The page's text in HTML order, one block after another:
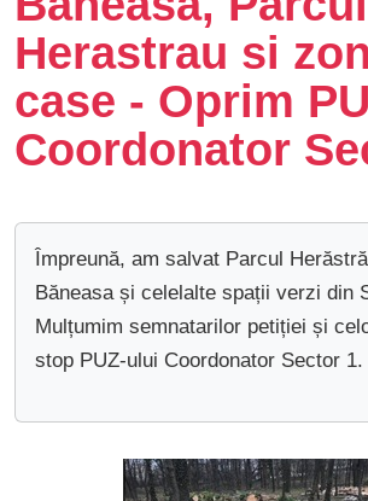
Herastrau si
case - Oprim
Coordonator
Împreună, am salvat Parcul
Băneasa și celelalte spații verzi din
Mulțumim semnatarilor petiției și
stop PUZ-ului Coordonator Sector 1.